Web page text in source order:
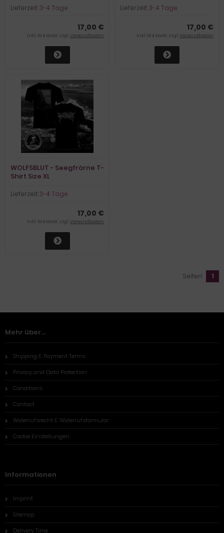
Lieferzeit:3-4 Tage
17,00 €
inkl. 19 % MwSt. zzgl.Versandkosten
Lieferzeit:3-4 Tage
17,00 €
inkl. 19 % MwSt. zzgl.Versandkosten
WOLFSBLUT - Seegfrörne T-
Shirt Size XL
Lieferzeit:3-4 Tage
17,00 €
inkl. 19 % MwSt. zzgl.Versandkosten
Seiten: 1
Mehr über...
Shipping & Payment Terms
Privacy and Data Protection
Conditions
Contact
Widerrufsrecht & Widerrufsformular
Cookie Einstellungen
Informationen
Imprint
Sitemap
Delivery Time